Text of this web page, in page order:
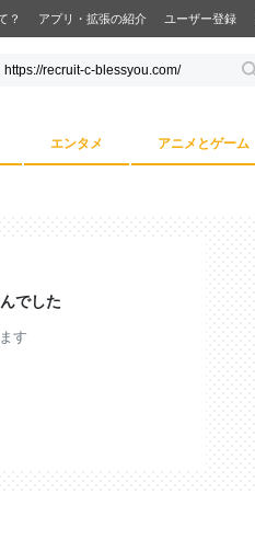
？ アプリ・拡張の紹介 ユーザー登録
エンタメ アニメとゲーム
でした
す